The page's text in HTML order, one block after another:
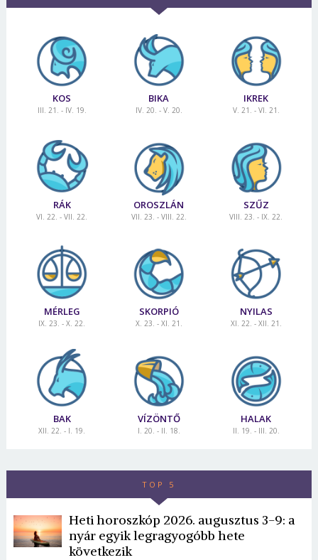
KOS
III. 21. - IV. 19.
BIKA
IV. 20. - V. 20.
IKREK
V. 21. - VI. 21.
RÁK
VI. 22. - VII. 22.
OROSZLÁN
VII. 23. - VIII. 22.
SZŰZ
VIII. 23. - IX. 22.
MÉRLEG
IX. 23. - X. 22.
SKORPIÓ
X. 23. - XI. 21.
NYILAS
XI. 22. - XII. 21.
BAK
XII. 22. - I. 19.
VÍZÖNTŐ
I. 20. - II. 18.
HALAK
II. 19. - III. 20.
TOP 5
Heti horoszkóp 2026. augusztus 3-9: a
nyár egyik legragyogóbb hete
következik